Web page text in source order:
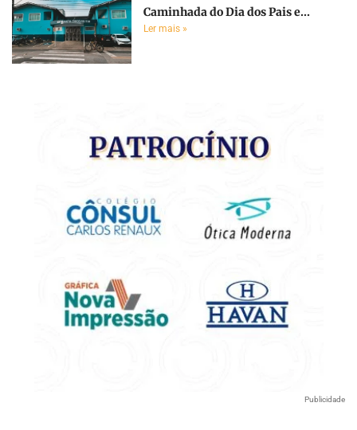
Caminhada do Dia dos Pais e...
Ler mais »
Publicidade